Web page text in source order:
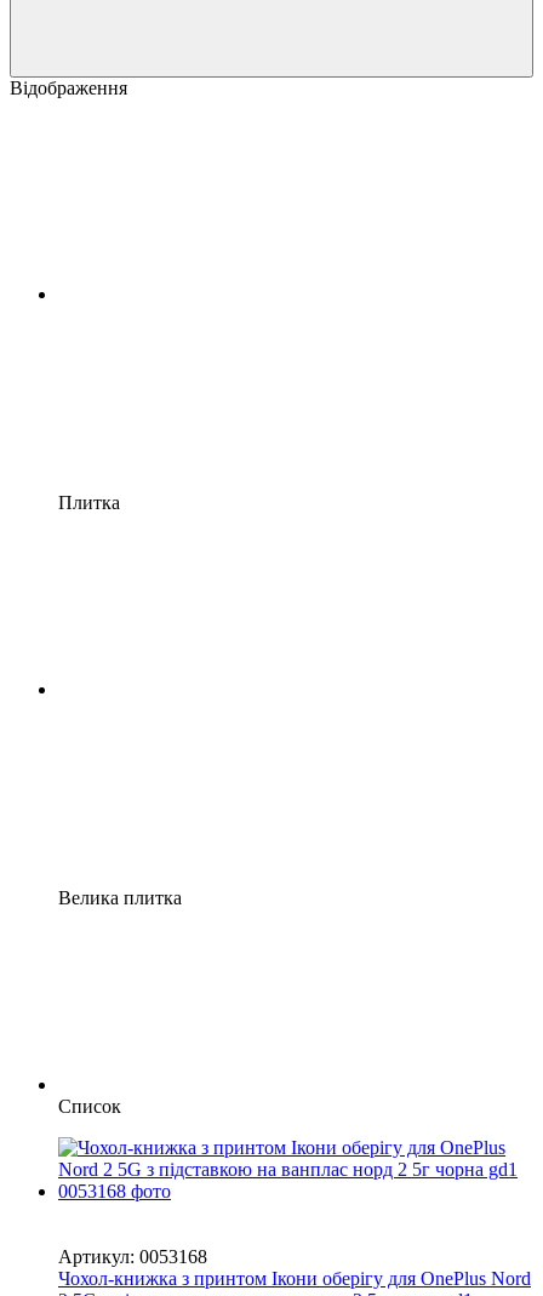
Відображення
Плитка
Велика плитка
Список
Артикул: 0053168
Чохол-книжка з принтом Ікони оберігу для OnePlus Nord